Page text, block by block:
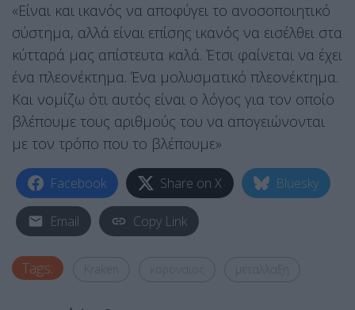
«Είναι και ικανός να αποφύγει το ανοσοποιητικό
σύστημα, αλλά είναι επίσης ικανός να εισέλθει στα
κύτταρά μας απίστευτα καλά. Έτσι φαίνεται να έχει
ένα πλεονέκτημα. Ένα μολυσματικό πλεονέκτημα.
Και νομίζω ότι αυτός είναι ο λόγος για τον οποίο
βλέπουμε τους αριθμούς του να απογειώνονται
με τον τρόπο που το βλέπουμε»
Facebook Share on X Bluesky
Email Copy Link
Tags: